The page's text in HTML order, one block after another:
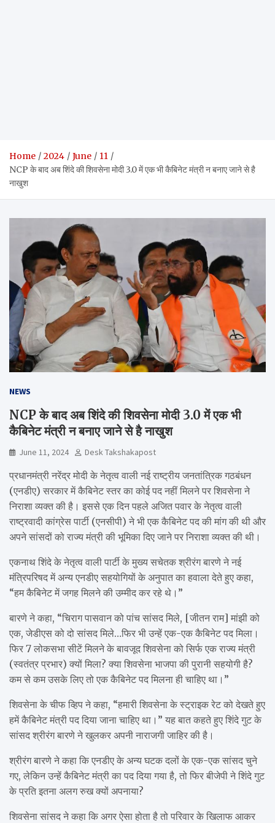
Home 2024 June
11
NCP के बाद अब शिंदे की शिवसेना मोदी 3.0 में एक भी कैबिनेट मंत्री न बनाए जाने से है
नाखुश
NEWS
NCP के बाद अब शिंदे की शिवसेना मोदी 3.0 में एक भी
कैबिनेट मंत्री न बनाए जाने से है नाखुश
June 11, 2024 Desk Takshakapost
प्रधानमंत्री नरेंद्र मोदी के नेतृत्व वाली नई राष्ट्रीय जनतांत्रिक गठबंधन
(एनडीए) सरकार में कैबिनेट स्तर का कोई पद नहीं मिलने पर शिवसेना ने
निराशा व्यक्त की है। इससे एक दिन पहले अजित पवार के नेतृत्व वाली
राष्ट्रवादी कांग्रेस पार्टी (एनसीपी) ने भी एक कैबिनेट पद की मांग की थी और
अपने सांसदों को राज्य मंत्री की भूमिका दिए जाने पर निराशा व्यक्त की थी।
एकनाथ शिंदे के नेतृत्व वाली पार्टी के मुख्य सचेतक श्रीरंग बारणे ने नई
मंत्रिपरिषद में अन्य एनडीए सहयोगियों के अनुपात का हवाला देते हुए कहा,
“हम कैबिनेट में जगह मिलने की उम्मीद कर रहे थे।”
बारणे ने कहा, “चिराग पासवान को पांच सांसद मिले, [जीतन राम] मांझी को
एक, जेडीएस को दो सांसद मिले…फिर भी उन्हें एक-एक कैबिनेट पद मिला।
फिर 7 लोकसभा सीटें मिलने के बावजूद शिवसेना को सिर्फ एक राज्य मंत्री
(स्वतंत्र प्रभार) क्यों मिला? क्या शिवसेना भाजपा की पुरानी सहयोगी है?
कम से कम उसके लिए तो एक कैबिनेट पद मिलना ही चाहिए था।”
शिवसेना के चीफ व्हिप ने कहा, “हमारी शिवसेना के स्ट्राइक रेट को देखते हुए
हमें कैबिनेट मंत्री पद दिया जाना चाहिए था।” यह बात कहते हुए शिंदे गुट के
सांसद श्रीरंग बारणे ने खुलकर अपनी नाराजगी जाहिर की है।
श्रीरंग बारणे ने कहा कि एनडीए के अन्य घटक दलों के एक-एक सांसद चुने
गए, लेकिन उन्हें कैबिनेट मंत्री का पद दिया गया है, तो फिर बीजेपी ने शिंदे गुट
के प्रति इतना अलग रुख क्यों अपनाया?
शिवसेना सांसद ने कहा कि अगर ऐसा होता है तो परिवार के खिलाफ आकर